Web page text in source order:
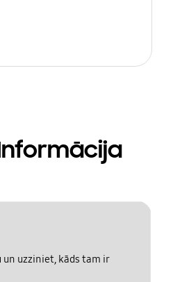
uzziniet, kāds tam ir